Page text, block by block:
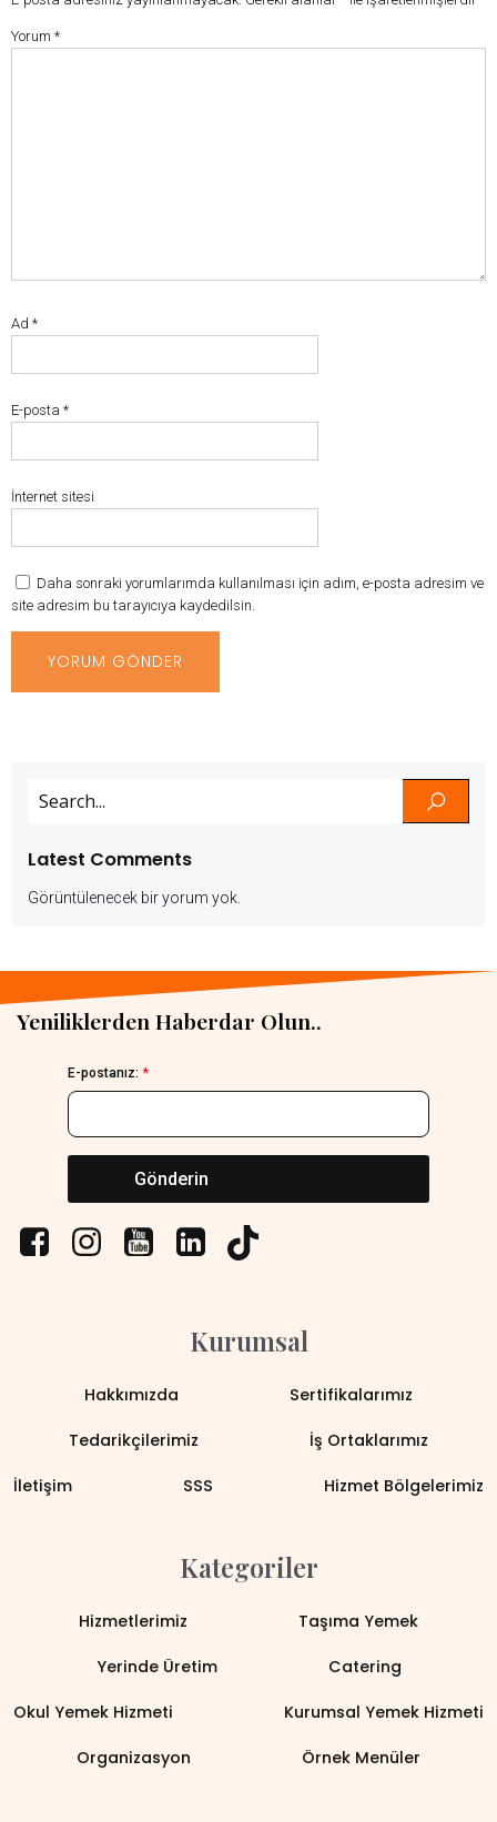
Yorum *
Ad *
E-posta *
İnternet sitesi
Daha sonraki yorumlarımda kullanılması için adım, e-posta adresim ve
site adresim bu tarayıcıya kaydedilsin.
Latest Comments
Görüntülenecek bir yorum yok.
Yeniliklerden Haberdar Olun..
E-postanız: *
Gönderin
Kurumsal
Hakkımızda Sertifikalarımız
Tedarikçilerimiz İş Ortaklarımız
İletişim SSS Hizmet Bölgelerimiz
Kategoriler
Hizmetlerimiz Taşıma Yemek
Yerinde Üretim Catering
Okul Yemek Hizmeti Kurumsal Yemek Hizmeti
Organizasyon Örnek Menüler